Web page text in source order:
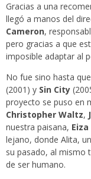
Gracias a una
llegó a manos del
Cameron,
pero gracias a que
imposible adaptar al
No fue sino hasta que
(2001) y Sin City
proyecto se puso en
Christopher Waltz,
nuestra paisana,
lejano, donde Alita,
su pasado, al mismo
de ser humano.